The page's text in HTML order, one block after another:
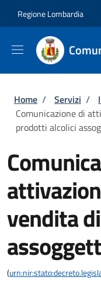
Regione Lombardia
Briciole di
Home / Servizi /
Comunicazione di
prodotti alcolici
vendita
(